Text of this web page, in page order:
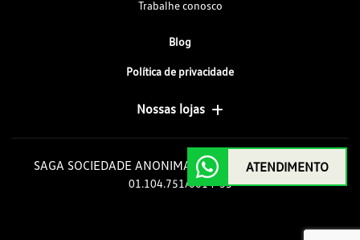
Trabalhe conosco
Blog
Política de privacidade
Nossas lojas
SAGA SOCIEDADE ANONIMA GOIAS DE AUTOMOVEIS
01.104.751/0014-35
ATENDIMENTO